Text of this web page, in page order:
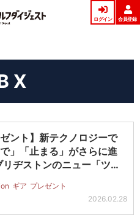
ログイン 会員登録
X
ゼント】新テクノロジーで
で」「止まる」がさらに進
ヂストンのニュー「ツア
ギア プレゼント
2026.02.28